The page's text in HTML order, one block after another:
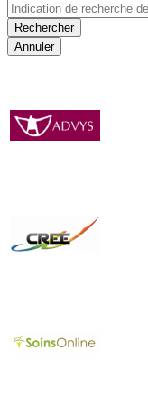
Annuler